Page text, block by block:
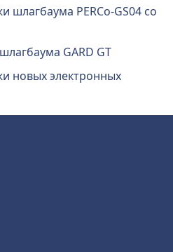
шлагбаума PERCo-GS04 со
GARD GT
новых электронных